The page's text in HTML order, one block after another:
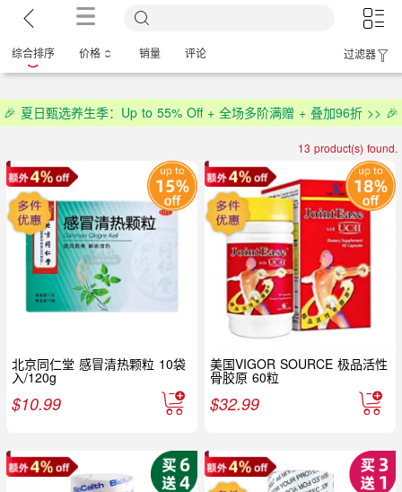
综合排序 价格 销量 评论 过滤器
🎉 夏日甄选养生季：Up to 55% Off + 全场多阶满赠 + 叠加96折 >> 🎉
13 product(s) found.
北京同仁堂 感冒清热颗粒 10袋
入/120g
$10.99
美国VIGOR SOURCE 极品活性
骨胶原 60粒
$32.99